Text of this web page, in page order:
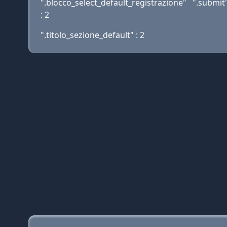
".blocco_select_default_registrazione"
: 2
".titolo_sezione_default" : 2